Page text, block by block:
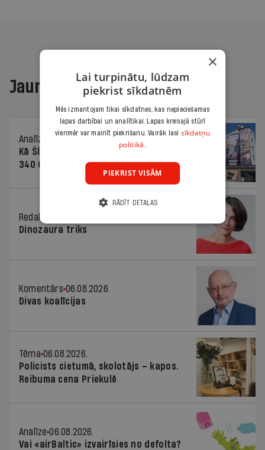
Jaunākajā žurnālā
Analīze
Kā Šlesera partija palika nesodīta par
340 000 vērtu reklāmas kampaņu
Redaktores sleja
Dinozaura triks
Komentārs 06.08.2026.
Divas koalīcijas
Tēma 06.08.2026.
Policists cietumā, skolotājs – kapos.
Reibuma cena Priekulē
Analīze 06.08.2026.
Vai «airBaltic» izvairīsies no defolta?
×
Lai turpinātu, lūdzam
piekrist sīkdatnēm
Mēs izmantojam tikai sīkdatnes, kas nepieciešamas
lapas darbībai un analītikai. Lapas kreisajā stūrī
vienmēr var mainīt piekrišanu. Vairāk lasi sīkdatņu
politikā.
PIEKRIST VISĀM
RĀDĪT DETAĻAS